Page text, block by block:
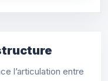
l’articulation entre